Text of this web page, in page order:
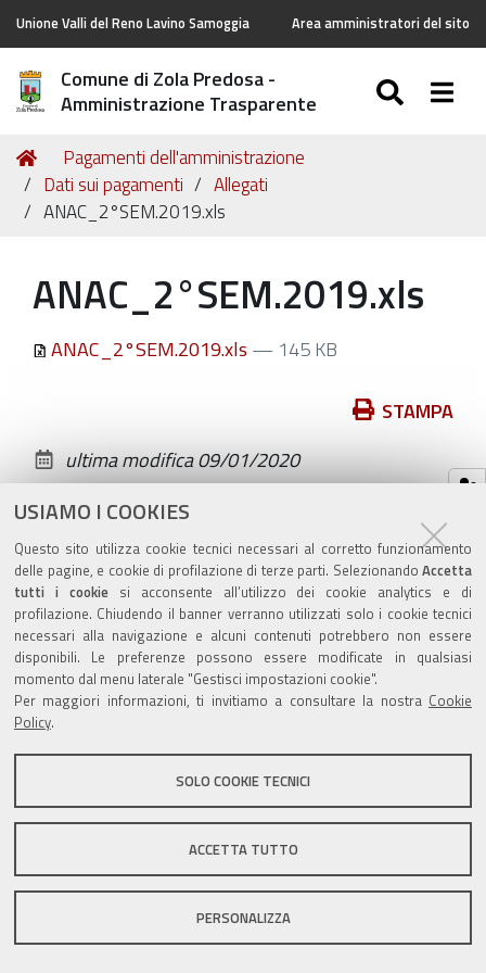
USIAMO I COOKIES
Questo sito utilizza cookie tecnici necessari al corretto funzionamento
delle pagine, e cookie di profilazione di terze parti. Selezionando Accetta
tutti i cookiesi acconsente all’utilizzo dei cookie analytics e di
profilazione. Chiudendo il banner verranno utilizzati solo i cookie tecnici
necessari alla navigazione e alcuni contenuti potrebbero non essere
disponibili. Le preferenze possono essere modificate in qualsiasi
momento dal menu laterale "Gestisci impostazioni cookie".
Per maggiori informazioni, ti invitiamo a consultare la nostra Cookie
Policy.
SOLO COOKIE TECNICI
ACCETTA TUTTO
PERSONALIZZA
Unione Valli del Reno Lavino Samoggia Area amministratori del sito
Comune di Zola Predosa -
Amministrazione Trasparente
Tu
sei
qui:
Home
Pagamenti dell'amministrazione
Dati sui pagamenti
Allegati
ANAC_2°SEM.2019.xls
ANAC_2°SEM.2019.xls
ANAC_2°SEM.2019.xls — 145 KB
documento
STAMPA
ultima modifica09/01/2020
Valuta questo sito
Sito istituzionale Comune di Zola Predosa
DPO|Accessibilità